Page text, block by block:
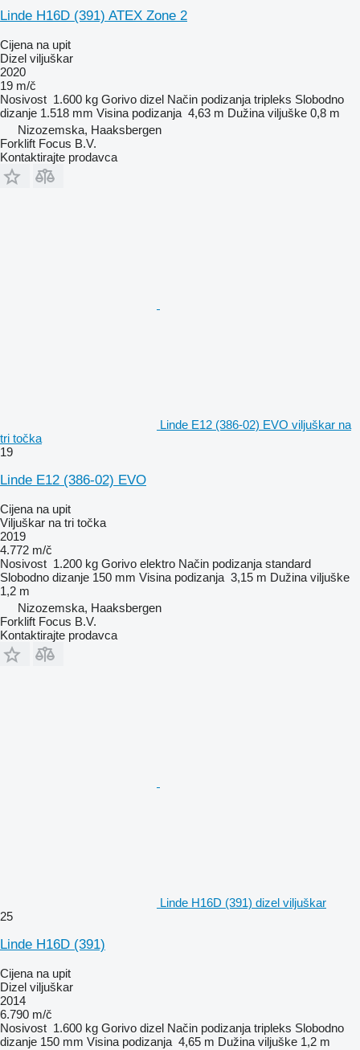
Linde H16D (391) ATEX Zone 2
Cijena na upit
Dizel viljuškar
2020
19 m/č
Nosivost 1.600 kg Gorivo dizel Način podizanja tripleks Slobodno
dizanje 1.518 mm Visina podizanja 4,63 m Dužina viljuške 0,8 m
Nizozemska, Haaksbergen
Forklift Focus B.V.
Kontaktirajte prodavca
Linde E12 (386-02) EVO viljuškar na
tri točka
19
Linde E12 (386-02) EVO
Cijena na upit
Viljuškar na tri točka
2019
4.772 m/č
Nosivost 1.200 kg Gorivo elektro Način podizanja standard
Slobodno dizanje 150 mm Visina podizanja 3,15 m Dužina viljuške
1,2 m
Nizozemska, Haaksbergen
Forklift Focus B.V.
Kontaktirajte prodavca
Linde H16D (391) dizel viljuškar
25
Linde H16D (391)
Cijena na upit
Dizel viljuškar
2014
6.790 m/č
Nosivost 1.600 kg Gorivo dizel Način podizanja tripleks Slobodno
dizanje 150 mm Visina podizanja 4,65 m Dužina viljuške 1,2 m